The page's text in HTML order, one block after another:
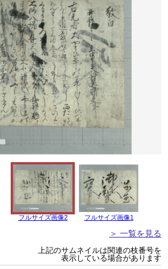
フルサイズ画像2 フルサイズ画像1
＞ 一覧を見る
上記のサムネイルは関連の枝番号を
表示している場合があります